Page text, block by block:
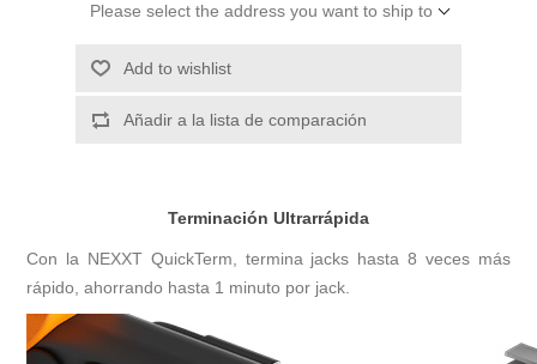
Please select the address you want to ship to
Add to wishlist
Añadir a la lista de comparación
Terminación Ultrarrápida
Con la NEXXT QuickTerm, termina jacks hasta 8 veces más
rápido, ahorrando hasta 1 minuto por jack.